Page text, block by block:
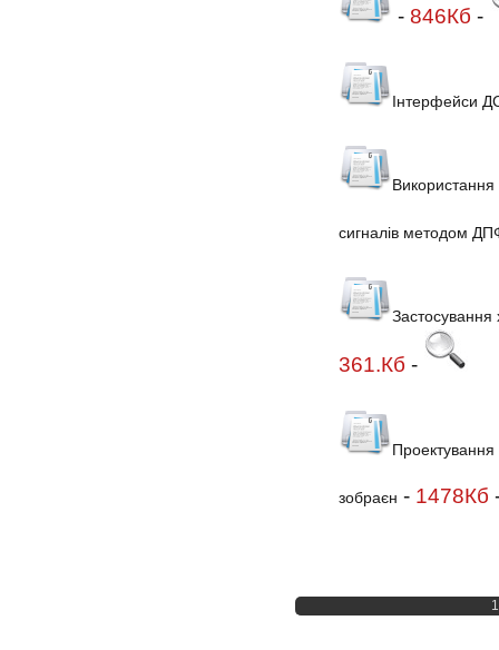
- 846Кб -
Інтерфейси
Використання
сигналів методом
Застосування
361.Кб -
Проектування
зобраєн - 1478Кб